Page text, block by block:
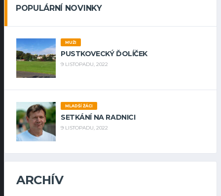
POPULÁRNÍ NOVINKY
MUŽI
PUSTKOVECKÝ ĎOLÍČEK
9 LISTOPADU, 2022
MLADŠÍ ŽÁCI
SETKÁNÍ NA RADNICI
9 LISTOPADU, 2022
ARCHÍV